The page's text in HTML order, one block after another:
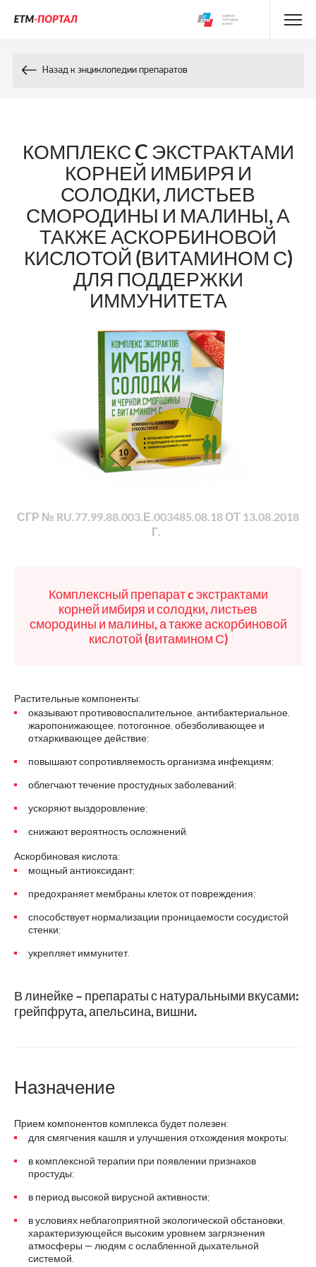
Назад к энциклопедии препаратов
КОМПЛЕКС C ЭКСТРАКТАМИ
КОРНЕЙ ИМБИРЯ И
СОЛОДКИ, ЛИСТЬЕВ
СМОРОДИНЫ И МАЛИНЫ, А
ТАКЖЕ АСКОРБИНОВОЙ
КИСЛОТОЙ (ВИТАМИНОМ С)
ДЛЯ ПОДДЕРЖКИ
ИММУНИТЕТА
СГР № RU.77.99.88.003.Е.003485.08.18 ОТ 13.08.2018
Г.
Комплексный препарат c экстрактами
корней имбиря и солодки, листьев
смородины и малины, а также аскорбиновой
кислотой (витамином С)
Растительные компоненты:
оказывают противовоспалительное, антибактериальное,
жаропонижающее, потогонное, обезболивающее и
отхаркивающее действие;
повышают сопротивляемость организма инфекциям;
облегчают течение простудных заболеваний;
ускоряют выздоровление;
снижают вероятность осложнений.
Аскорбиновая кислота:
мощный антиоксидант;
предохраняет мембраны клеток от повреждения;
способствует нормализации проницаемости сосудистой
стенки;
укрепляет иммунитет.
В линейке – препараты с натуральными вкусами:
грейпфрута, апельсина, вишни.
Назначение
Прием компонентов комплекса будет полезен:
для смягчения кашля и улучшения отхождения мокроты;
в комплексной терапии при появлении признаков
простуды;
в период высокой вирусной активности;
в условиях неблагоприятной экологической обстановки,
характеризующейся высоким уровнем загрязнения
атмосферы — людям с ослабленной дыхательной
системой.